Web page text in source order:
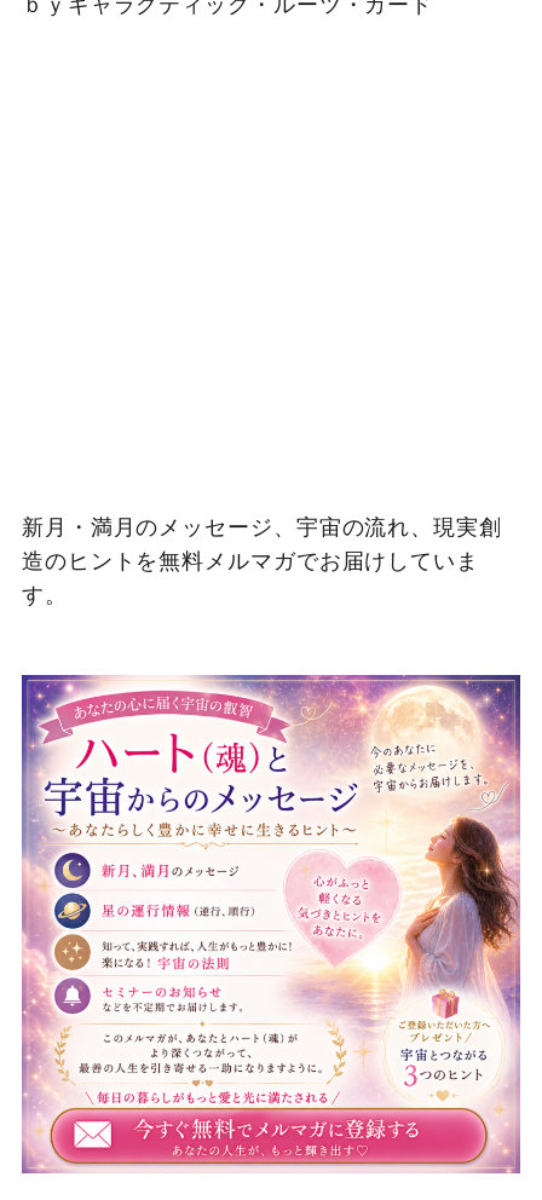
新月・満月のメッセージ、宇宙の流れ、現実創
造のヒントを無料メルマガでお届けしていま
す。